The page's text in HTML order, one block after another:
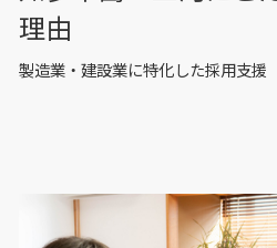
理由
製造業・建設業に特化した採用支援